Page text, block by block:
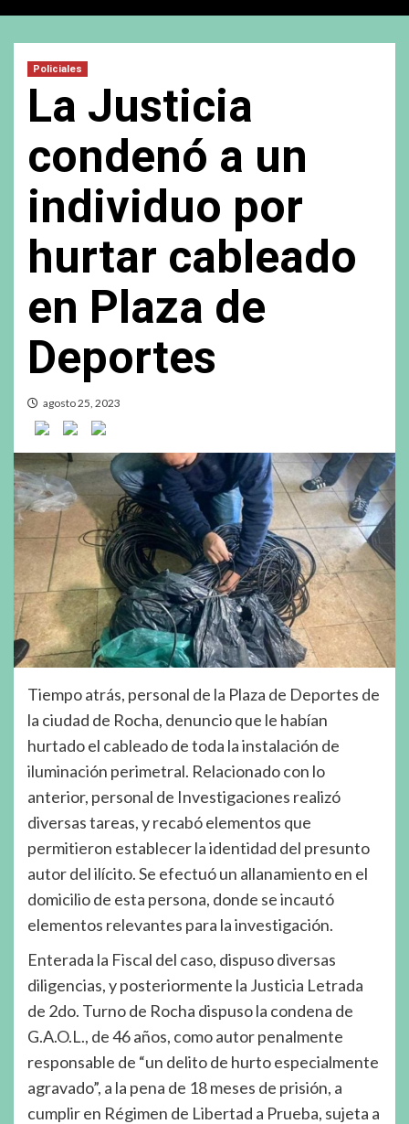
Policiales
La Justicia
condenó a un
individuo por
hurtar cableado
en Plaza de
Deportes
agosto 25, 2023
Tiempo atrás, personal de la Plaza de Deportes de
la ciudad de Rocha, denuncio que le habían
hurtado el cableado de toda la instalación de
iluminación perimetral. Relacionado con lo
anterior, personal de Investigaciones realizó
diversas tareas, y recabó elementos que
permitieron establecer la identidad del presunto
autor del ilícito. Se efectuó un allanamiento en el
domicilio de esta persona, donde se incautó
elementos relevantes para la investigación.
Enterada la Fiscal del caso, dispuso diversas
diligencias, y posteriormente la Justicia Letrada
de 2do. Turno de Rocha dispuso la condena de
G.A.O.L., de 46 años, como autor penalmente
responsable de “un delito de hurto especialmente
agravado”, a la pena de 18 meses de prisión, a
cumplir en Régimen de Libertad a Prueba, sujeta a